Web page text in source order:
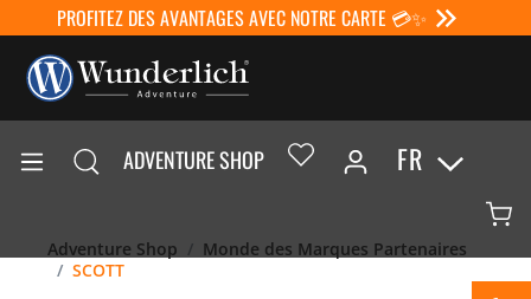
PROFITEZ DES AVANTAGES AVEC NOTRE CARTE 💳✨
ADVENTURE SHOP FR
Adventure Shop
Monde des Marques Partenaires
SCOTT